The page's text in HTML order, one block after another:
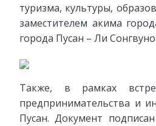
туризма, культуры,
заместителем акима
города Пусан – Ли
Также, в рамках
предпринимательства и
Пусан. Документ